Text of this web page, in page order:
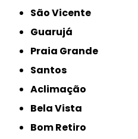
São Vicente
Guarujá
Praia Grande
Santos
Aclimação
Bela Vista
Bom Retiro